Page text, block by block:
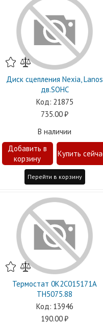
Диск сцепления Nexia, Lanos
дв.SOHC
21875
735.00
В наличии
Перейти в корзину
Термостат 0K2C015171A
TH5075.88
13946
190.00